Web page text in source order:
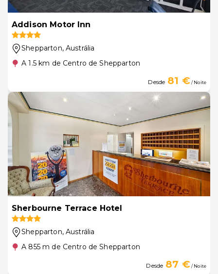
Addison Motor Inn
Shepparton, Austrália
A 1.5 km de Centro de Shepparton
Desde 81 €/ Noite
Sherbourne Terrace Hotel
Shepparton, Austrália
A 855 m de Centro de Shepparton
Desde 87 €/ Noite